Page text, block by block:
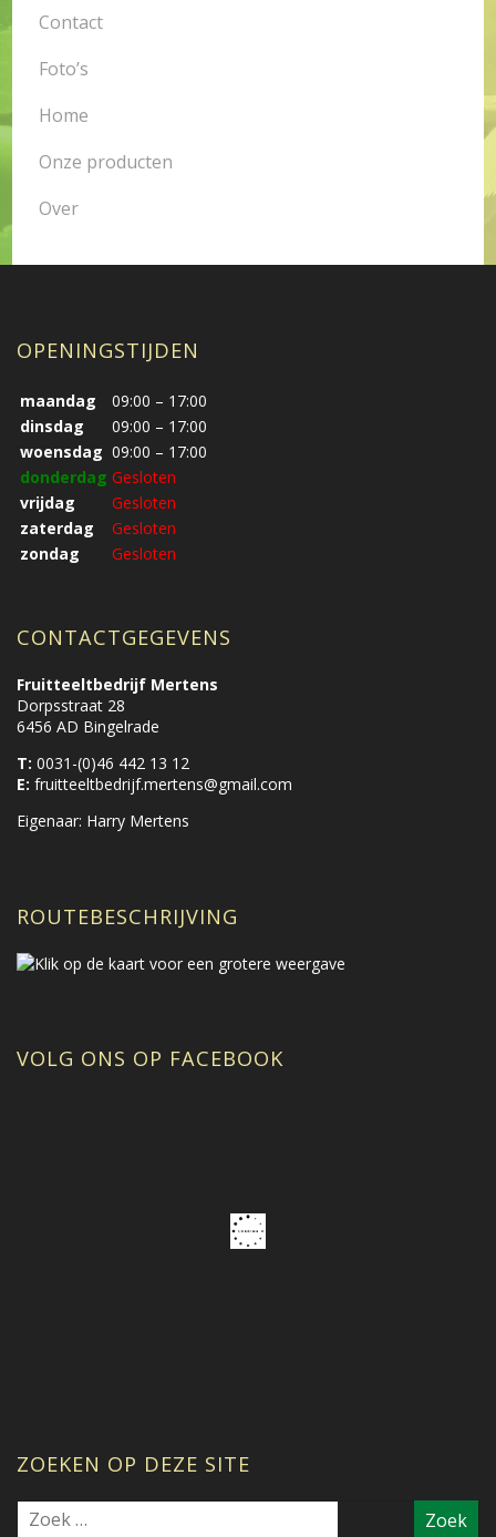
Contact
Foto’s
Home
Onze producten
Over
OPENINGSTIJDEN
maandag
09:00 – 17:00
dinsdag
09:00 – 17:00
woensdag 09:00 – 17:00
donderdag Gesloten
vrijdag
Gesloten
zaterdag
Gesloten
zondag
Gesloten
CONTACTGEGEVENS
Fruitteeltbedrijf Mertens
Dorpsstraat 28
6456 AD Bingelrade
T: 0031-(0)46 442 13 12
E:fruitteeltbedrijf.mertens@gmail.com
Eigenaar: Harry Mertens
ROUTEBESCHRIJVING
VOLG ONS OP FACEBOOK
ZOEKEN OP DEZE SITE